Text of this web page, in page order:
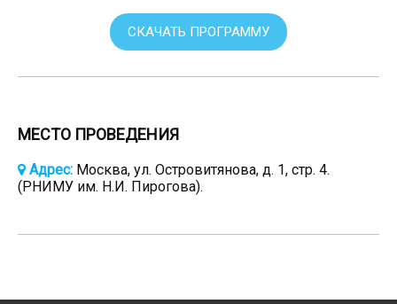
СКАЧАТЬ ПРОГРАММУ
МЕСТО ПРОВЕДЕНИЯ
Адрес: Москва, ул. Островитянова, д. 1, стр. 4.
(РНИМУ им. Н.И. Пирогова).